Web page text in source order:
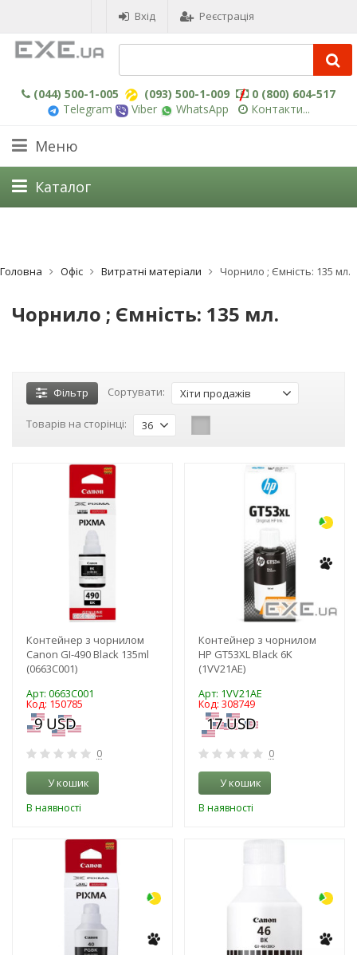
Вхід Реєстрація
(044) 500-1-005 (093) 500-1-009
0 (800) 604-517
Telegram
Viber WhatsApp Контакти...
Меню
Каталог
Головна Офіс Витратні матеріали Чорнило ; Ємність: 135 мл.
Чорнило ; Ємність: 135 мл.
Фільтр Сортувати: Хіти продажів
Товарів на сторінці: 36
Контейнер з чорнилом
Canon GI-490 Black 135ml
(0663C001)
Арт: 0663C001
Код: 150785
0
У кошик
В наявності
Контейнер з чорнилом
HP GT53XL Black 6K
(1VV21AE)
Арт: 1VV21AE
Код: 308749
0
У кошик
В наявності